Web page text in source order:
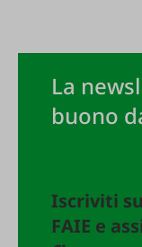
La
buono
Iscriviti
FAIE e